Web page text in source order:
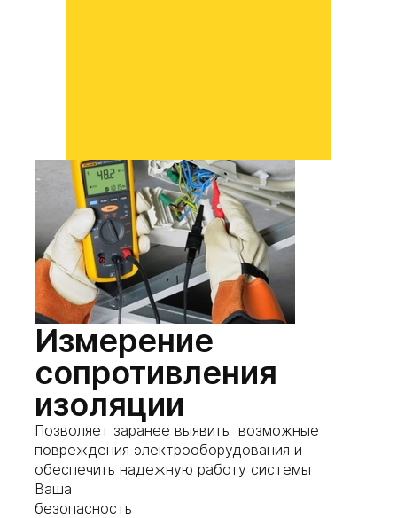
Измерение
сопротивления
изоляции
Позволяет заранее выявить возможные
повреждения электрооборудования и
обеспечить надежную работу системы
Ваша
безопасность